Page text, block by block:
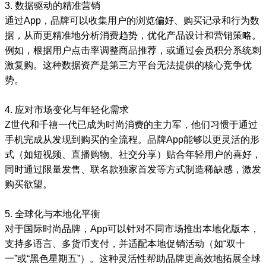
3. 数据驱动的精准营销
通过App，品牌可以收集用户的浏览偏好、购买记录和行为数
据，从而更精准地分析消费趋势，优化产品设计和营销策略。
例如，根据用户点击率调整商品推荐，或通过会员积分系统刺
激复购。这种数据资产是第三方平台无法提供的核心竞争优
势。
4. 应对市场变化与年轻化需求
Z世代和千禧一代已成为时尚消费的主力军，他们习惯于通过
手机完成从发现到购买的全流程。品牌App能够以更灵活的形
式（如短视频、直播购物、社交分享）贴合年轻用户的喜好，
同时通过限量发售、联名款独家首发等方式制造稀缺感，激发
购买欲望。
5. 全球化与本地化平衡
对于国际时尚品牌，App可以针对不同市场推出本地化版本，
支持多语言、多货币支付，并适配本地促销活动（如“双十
一”或“黑色星期五”）。这种灵活性帮助品牌更高效地拓展全球